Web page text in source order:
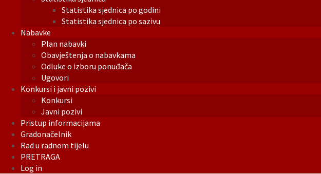
Statistika sjednica po godini
Statistika sjednica po sazivu
Nabavke
Plan nabavki
Obavještenja o nabavkama
Odluke o izboru ponuđača
Ugovori
Konkursi i javni pozivi
Konkursi
Javni pozivi
Pristup informacijama
Gradonačelnik
Rad u radnom tijelu
PRETRAGA
Log in